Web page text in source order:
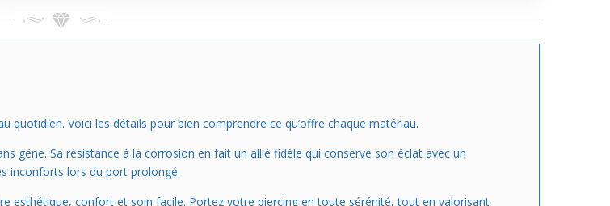
Voici les détails pour bien comprendre ce qu’offre chaque matériau.
gêne. Sa résistance à la corrosion en fait un allié fidèle qui conserve son éclat avec un
inconforts lors du port prolongé.
esthétique, confort et soin facile. Portez votre piercing en toute sérénité, tout en valorisant